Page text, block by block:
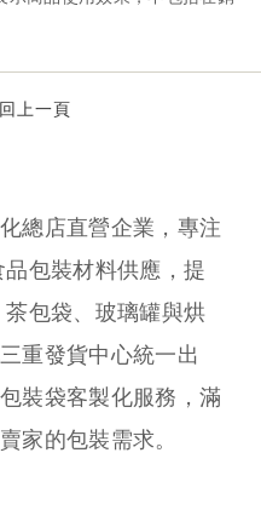
上一頁
總店直營企業，專注
包裝材料供應，提
包袋、玻璃罐與烘
重發貨中心統一出
裝袋客製化服務，滿
家的包裝需求。